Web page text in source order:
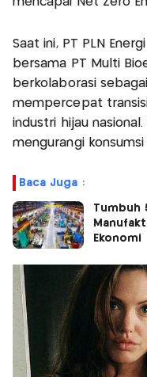
Saat ini, PT PLN
bersama PT Multi
berkolaborasi
mempercepat
industri hijau
mengurangi
Baca Juga :
Tumbuh
Ekonomi